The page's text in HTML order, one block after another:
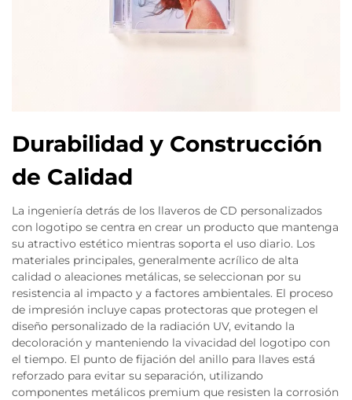
Durabilidad y Construcción
de Calidad
La ingeniería detrás de los llaveros de CD personalizados
con logotipo se centra en crear un producto que mantenga
su atractivo estético mientras soporta el uso diario. Los
materiales principales, generalmente acrílico de alta
calidad o aleaciones metálicas, se seleccionan por su
resistencia al impacto y a factores ambientales. El proceso
de impresión incluye capas protectoras que protegen el
diseño personalizado de la radiación UV, evitando la
decoloración y manteniendo la vivacidad del logotipo con
el tiempo. El punto de fijación del anillo para llaves está
reforzado para evitar su separación, utilizando
componentes metálicos premium que resisten la corrosión